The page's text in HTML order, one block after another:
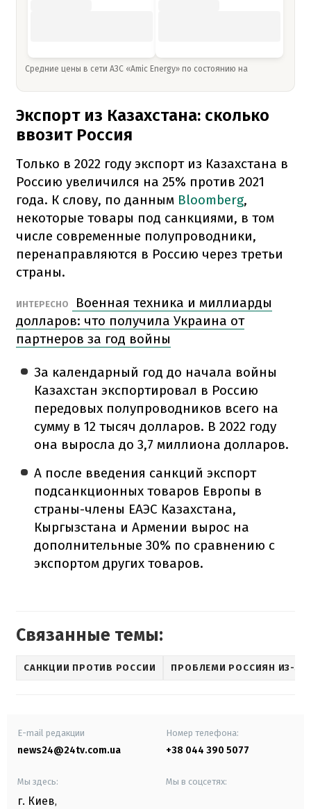
Средние цены в сети АЗС «Amic Energy» по состоянию на
Экспорт из Казахстана: сколько
ввозит Россия
Только в 2022 году экспорт из Казахстана в
Россию увеличился на 25% против 2021
года. К слову, по данным Bloomberg,
некоторые товары под санкциями, в том
числе современные полупроводники,
перенаправляются в Россию через третьи
страны.
ИНТЕРЕСНО
Военная техника и миллиарды
долларов: что получила Украина от
партнеров за год войны
За календарный год до начала войны
Казахстан экспортировал в Россию
передовых полупроводников всего на
сумму в 12 тысяч долларов. В 2022 году
она выросла до 3,7 миллиона долларов.
А после введения санкций экспорт
подсанкционных товаров Европы в
страны-члены ЕАЭС Казахстана,
Кыргызстана и Армении вырос на
дополнительные 30% по сравнению с
экспортом других товаров.
Связанные темы:
САНКЦИИ ПРОТИВ РОССИИ ПРОБЛЕМИ РОССИЯН ИЗ-ЗА
E-mail редакции
news24@24tv.com.ua
Номер телефона:
+38 044 390 5077
Мы здесь:
г. Киев,
Мы в соцсетях: